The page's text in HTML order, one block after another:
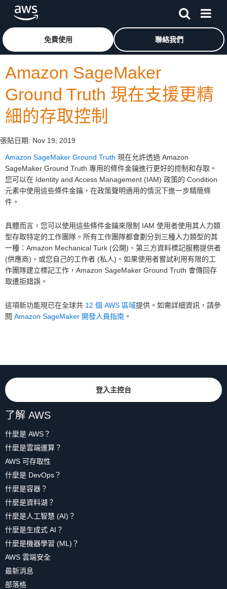
跳至主要內容按一下這裡可返回 Amazon Web Services 首頁
免費使用 聯絡我們
Amazon SageMaker
Ground Truth 現在支援更精
細的存取控制
張貼日期: Nov 19, 2019
Amazon SageMaker Ground Truth 現在允許透過 Amazon
SageMaker Ground Truth 專用的條件金鑰進行更好的控制和存取。
您可以在 Identity and Access Management (IAM) 政策的 Condition
元素中使用這些條件金鑰，在政策聲明適用的情況下進一步精簡條
件。
具體而言，您可以使用這些條件金鑰來限制 IAM 使用者使用其人力類
型存取特定的工作團隊。所有工作團隊都會劃分到三種人力類型的其
一種：Amazon Mechanical Turk (公開)、第三方資料標記服務提供者
(供應商)，或您自己的工作者 (私人)。如果使用者嘗試利用有限的工
作團隊建立標記工作，Amazon SageMaker Ground Truth 會傳回存
取遭拒錯誤。
這項新功能現已在全球共 12 個 AWS 區域提供。如需詳細資訊，請參
閱 Amazon SageMaker 開發人員指南 。
登入主控台
了解 AWS
什麼是 AWS？
什麼是雲端運算？
AWS 可存取性
什麼是 DevOps？
什麼是容器？
什麼是資料湖？
什麼是人工智慧 (AI)？
什麼是生成式 AI？
什麼是機器學習 (ML)？
AWS 雲端安全
最新消息
部落格